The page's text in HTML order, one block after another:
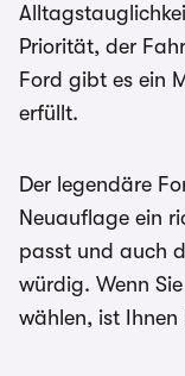
Priorität, der
Ford gibt es ein
erfüllt.
Der legendäre
Neuauflage ein
passt und auch
würdig. Wenn
wählen, ist